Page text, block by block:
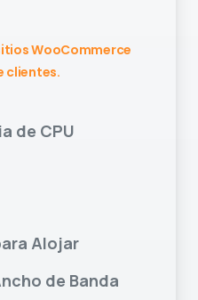
WooCommerce
clientes.
de CPU
Alojar
de Banda